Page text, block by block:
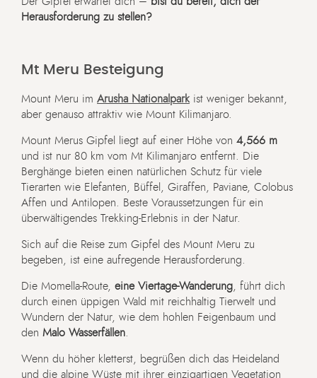
Herausforderung zu stellen?
Mt Meru Besteigung
Mount Meru im Arusha Nationalpark ist weniger bekannt,
aber genauso attraktiv wie Mount Kilimanjaro.
Mount Merus Gipfel liegt auf einer Höhe von 4,566 m
und ist nur 80 km vom Mt Kilimanjaro entfernt. Die
Berghänge bieten einen natürlichen Schutz für viele
Tierarten wie Elefanten, Büffel, Giraffen, Paviane, Colobus
Affen und Antilopen. Beste Voraussetzungen für ein
überwältigendes Trekking-Erlebnis in der Natur.
Sich auf die Reise zum Gipfel des Mount Meru zu
begeben, ist eine aufregende Herausforderung.
Die Momella-Route, eine Viertage-Wanderung , führt dich
durch einen üppigen Wald mit reichhaltig Tierwelt und
Wundern der Natur, wie dem hohlen Feigenbaum und
den Malo Wasserfällen
Wenn du höher kletterst, begrüßen dich das Heideland
und die alpine Wüste mit ihrer einzigartigen Vegetation